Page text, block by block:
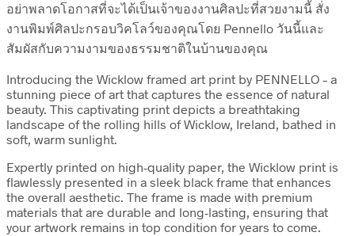
อย่าพลาดโอกาสที่จะได้เป็นเจ้าของงานศิลปะที่สวยงามนี้ สั่ง
งานพิมพ์ศิลปะกรอบวิคโลว์ของคุณโดย Pennello วันนี้และ
สัมผัสกับความงามของธรรมชาติในบ้านของคุณ
Introducing the Wicklow framed art print by PENNELLO – a
stunning piece of art that captures the essence of natural
beauty. This captivating print depicts a breathtaking
landscape of the rolling hills of Wicklow, Ireland, bathed in
soft, warm sunlight.
Expertly printed on high-quality paper, the Wicklow print is
flawlessly presented in a sleek black frame that enhances
the overall aesthetic. The frame is made with premium
materials that are durable and long-lasting, ensuring that
your artwork remains in top condition for years to come.